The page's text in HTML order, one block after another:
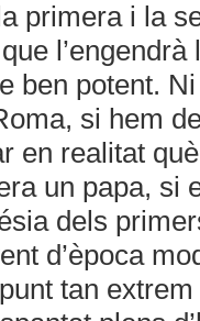
primera i la
l’engendrà
ben potent.
si hem
en realitat
un papa, si
dels
d’època
tan